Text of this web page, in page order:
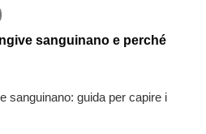
sanguinano e perché
sanguinano: guida per capire i